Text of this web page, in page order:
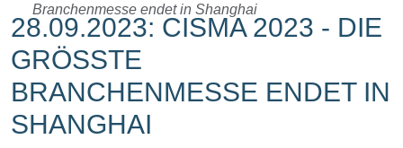
Branchenmesse endet in Shanghai
28.09.2023: CISMA 2023 - DIE
GRÖSSTE B
RANCHENMESSE ENDET IN S
HANGHAI